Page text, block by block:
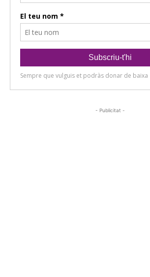
- Publicitat -